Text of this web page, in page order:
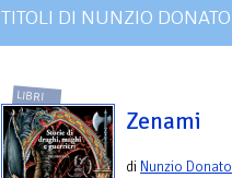
TITOLI DI NUNZIO DONATO
LIBRI
Zenami
di Nunzio Donato